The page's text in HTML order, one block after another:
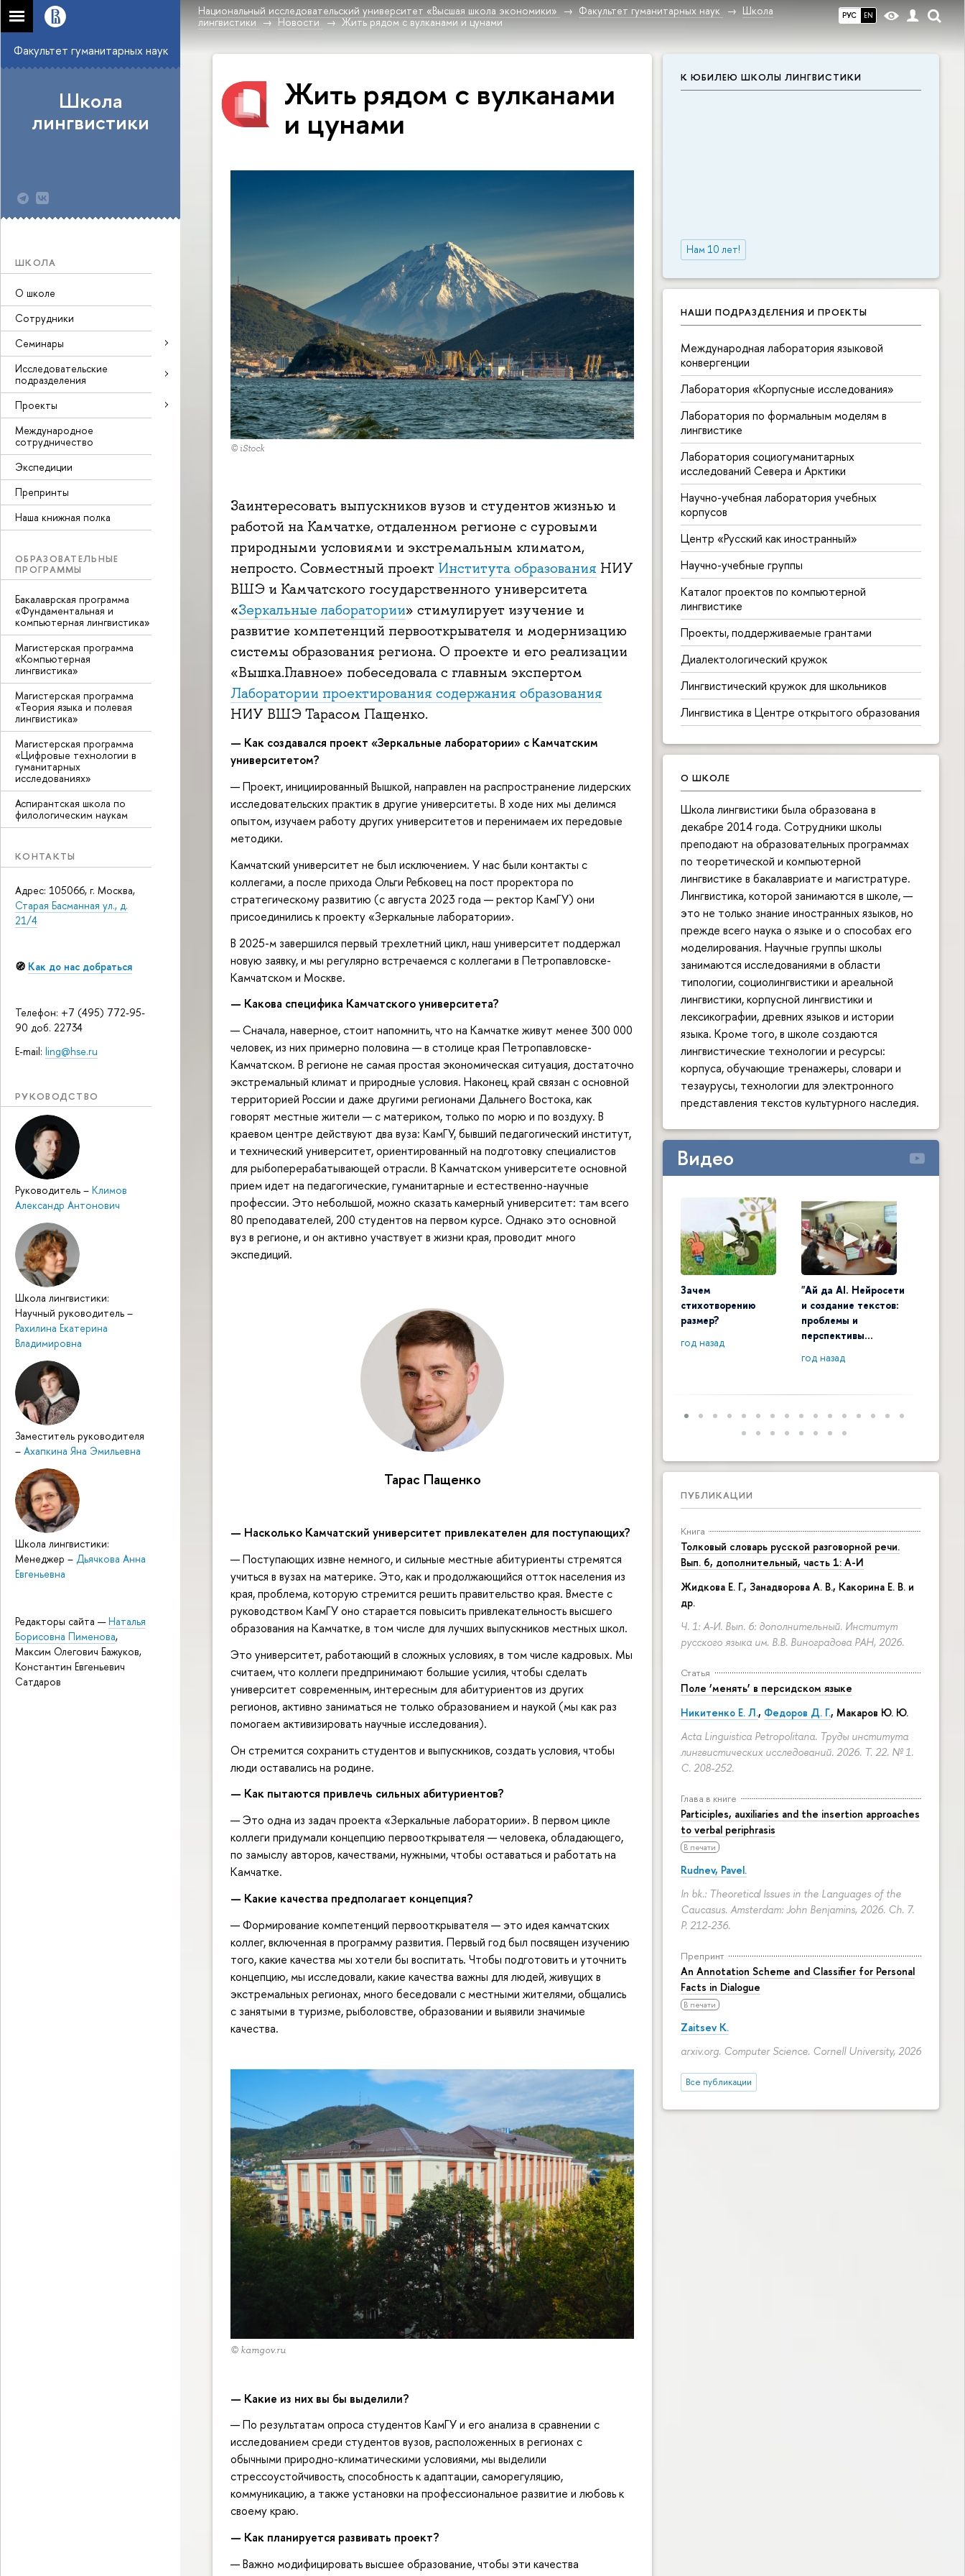
РУС EN
Национальный исследовательский университет «Высшая школа экономики» Факультет гуманитарных наук
Школа
лингвистики
Новости Жить рядом с вулканами и цунами
Факультет гуманитарных наук
Школа
лингвистики
ШКОЛА
О школе
Сотрудники
Семинары
Исследовательские
подразделения
Проекты
Международное
сотрудничество
Экспедиции
Препринты
Наша книжная полка
ОБРАЗОВАТЕЛЬНЫЕ
ПРОГРАММЫ
Бакалаврская программа
«Фундаментальная и
компьютерная лингвистика»
Магистерская программа
«Компьютерная
лингвистика»
Магистерская программа
«Теория языка и полевая
лингвистика»
Магистерская программа
«Цифровые технологии в
гуманитарных
исследованиях»
Аспирантская школа по
филологическим наукам
КОНТАКТЫ
Адрес: 105066, г. Москва,
Старая Басманная ул., д.
21/4
🧭 Как до нас добраться
Телефон: +7 (495) 772-95-
90 доб. 22734
E-mail: ling@hse.ru
РУКОВОДСТВО
Руководитель – Климов
Александр Антонович
Школа лингвистики:
Научный руководитель –
Рахилина Екатерина
Владимировна
Заместитель руководителя
– Ахапкина Яна Эмильевна
Школа лингвистики:
Менеджер – Дьячкова Анна
Евгеньевна
Редакторы сайта —Наталья
Борисовна Пименова,
Максим Олегович Бажуков,
Константин Евгеньевич
Сатдаров
К ЮБИЛЕЮ ШКОЛЫ ЛИНГВИСТИКИ
Нам 10 лет!
НАШИ ПОДРАЗДЕЛЕНИЯ И ПРОЕКТЫ
Международная лаборатория языковой
конвергенции
Лаборатория «Корпусные исследования»
Лаборатория по формальным моделям в
лингвистике
Лаборатория социогуманитарных
исследований Севера и Арктики
Научно-учебная лаборатория учебных
корпусов
Центр «Русский как иностранный»
Научно-учебные группы
Каталог проектов по компьютерной
лингвистике
Проекты, поддерживаемые грантами
Диалектологический кружок
Лингвистический кружок для школьников
Лингвистика в Центре открытого образования
О ШКОЛЕ
Школа лингвистики была образована в
декабре 2014 года. Сотрудники школы
преподают на образовательных программах
по теоретической и компьютерной
лингвистике в бакалавриате и магистратуре.
Лингвистика, которой занимаются в школе, —
это не только знание иностранных языков, но
прежде всего наука о языке и о способах его
моделирования. Научные группы школы
занимаются исследованиями в области
типологии, социолингвистики и ареальной
лингвистики, корпусной лингвистики и
лексикографии, древних языков и истории
языка. Кроме того, в школе создаются
лингвистические технологии и ресурсы:
корпуса, обучающие тренажеры, словари и
тезаурусы, технологии для электронного
представления текстов культурного наследия.
Видео
Зачем
стихотворению
размер?
год назад
"Ай да AI. Нейросети
и создание текстов:
проблемы и
перспективы…
год назад
ПУБЛИКАЦИИ
Книга
Толковый словарь русской разговорной речи.
Вып. 6, дополнительный, часть 1: А-И
Жидкова Е. Г., Занадворова А. В., Какорина Е. В. и
др.
Ч. 1: А-И. Вып. 6: дополнительный. Институт
русского языка им. В.В. Виноградова РАН, 2026.
Статья
Поле ‘менять’ в персидском языке
Никитенко Е. Л., Федоров Д. Г., Макаров Ю. Ю.
Acta Linguistica Petropolitana. Труды института
лингвистических исследований. 2026. Т. 22. № 1.
С. 208-252.
Глава в книге
Participles, auxiliaries and the insertion approaches
to verbal periphrasis
В печати
Rudnev, Pavel.
In bk.: Theoretical Issues in the Languages of the
Caucasus. Amsterdam: John Benjamins, 2026. Ch. 7.
P. 212-236.
Препринт
An Annotation Scheme and Classifier for Personal
Facts in Dialogue
В печати
Zaitsev K.
arxiv.org. Computer Science. Cornell University, 2026
Все публикации
Жить рядом с вулканами
и цунами
© iStock
Заинтересовать выпускников вузов и студентов жизнью и
работой на Камчатке, отдаленном регионе с суровыми
природными условиями и экстремальным климатом,
непросто. Совместный проект Института образования НИУ
ВШЭ и Камчатского государственного университета
«Зеркальные лаборатории» стимулирует изучение и
развитие компетенций первооткрывателя и модернизацию
системы образования региона. О проекте и его реализации
«Вышка.Главное» побеседовала с главным экспертом
Лаборатории проектирования содержания образования
НИУ ВШЭ Тарасом Пащенко.
— Как создавался проект «Зеркальные лаборатории» с Камчатским
университетом?
— Проект, инициированный Вышкой, направлен на распространение лидерских
исследовательских практик в другие университеты. В ходе них мы делимся
опытом, изучаем работу других университетов и перенимаем их передовые
методики.
Камчатский университет не был исключением. У нас были контакты с
коллегами, а после прихода Ольги Ребковец на пост проректора по
стратегическому развитию (с августа 2023 года — ректор КамГУ) они
присоединились к проекту «Зеркальные лаборатории».
В 2025-м завершился первый трехлетний цикл, наш университет поддержал
новую заявку, и мы регулярно встречаемся с коллегами в Петропавловске-
Камчатском и Москве.
— Какова специфика Камчатского университета?
— Сначала, наверное, стоит напомнить, что на Камчатке живут менее 300 000
человек, из них примерно половина — в столице края Петропавловске-
Камчатском. В регионе не самая простая экономическая ситуация, достаточно
экстремальный климат и природные условия. Наконец, край связан с основной
территорией России и даже другими регионами Дальнего Востока, как
говорят местные жители — с материком, только по морю и по воздуху. В
краевом центре действуют два вуза: КамГУ, бывший педагогический институт,
и технический университет, ориентированный на подготовку специалистов
для рыбоперерабатывающей отрасли. В Камчатском университете основной
прием идет на педагогические, гуманитарные и естественно-научные
профессии. Это небольшой, можно сказать камерный университет: там всего
80 преподавателей, 200 студентов на первом курсе. Однако это основной
вуз в регионе, и он активно участвует в жизни края, проводит много
экспедиций.
Тарас Пащенко
— Насколько Камчатский университет привлекателен для поступающих?
— Поступающих извне немного, и сильные местные абитуриенты стремятся
учиться в вузах на материке. Это, как и продолжающийся отток населения из
края, проблема, которую стремится решить правительство края. Вместе с
руководством КамГУ оно старается повысить привлекательность высшего
образования на Камчатке, в том числе для лучших выпускников местных школ.
Это университет, работающий в сложных условиях, в том числе кадровых. Мы
считаем, что коллеги предпринимают большие усилия, чтобы сделать
университет современным, интересным для абитуриентов из других
регионов, активно заниматься не только образованием и наукой (мы как раз
помогаем активизировать научные исследования).
Он стремится сохранить студентов и выпускников, создать условия, чтобы
люди оставались на родине.
— Как пытаются привлечь сильных абитуриентов?
— Это одна из задач проекта «Зеркальные лаборатории». В первом цикле
коллеги придумали концепцию первооткрывателя — человека, обладающего,
по замыслу авторов, качествами, нужными, чтобы оставаться и работать на
Камчатке.
— Какие качества предполагает концепция?
— Формирование компетенций первооткрывателя — это идея камчатских
коллег, включенная в программу развития. Первый год был посвящен изучению
того, какие качества мы хотели бы воспитать. Чтобы подготовить и уточнить
концепцию, мы исследовали, какие качества важны для людей, живущих в
экстремальных регионах, много беседовали с местными жителями, общались
с занятыми в туризме, рыболовстве, образовании и выявили значимые
качества.
© kamgov.ru
— Какие из них вы бы выделили?
— По результатам опроса студентов КамГУ и его анализа в сравнении с
исследованием среди студентов вузов, расположенных в регионах с
обычными природно-климатическими условиями, мы выделили
стрессоустойчивость, способность к адаптации, саморегуляцию,
коммуникацию, а также установки на профессиональное развитие и любовь к
своему краю.
— Как планируется развивать проект?
— Важно модифицировать высшее образование, чтобы эти качества